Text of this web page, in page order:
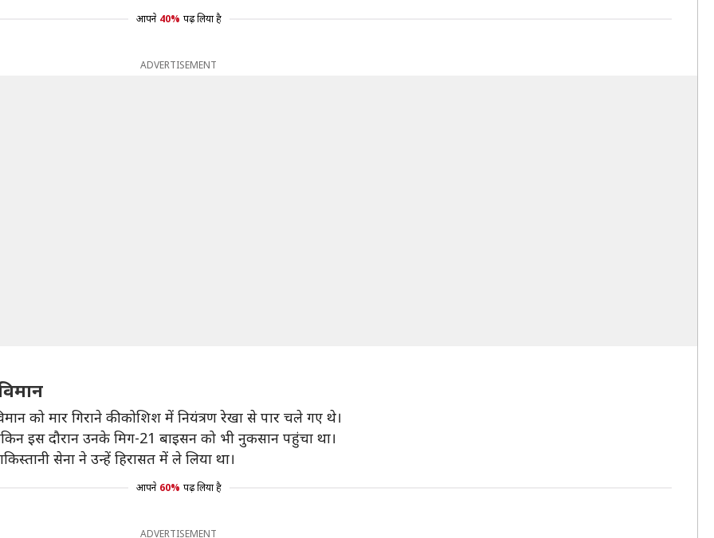
आपने 40% पढ़ लिया है
ADVERTISEMENT
को मार गिराने की कोशिश में नियंत्रण रेखा से पार चले गए थे।
इस दौरान उनके मिग-21 बाइसन को भी नुकसान पहुंचा था।
सेना ने उन्हें हिरासत में ले लिया था।
आपने 60% पढ़ लिया है
ADVERTISEMENT